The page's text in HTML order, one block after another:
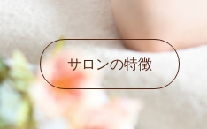
サロンの特徴